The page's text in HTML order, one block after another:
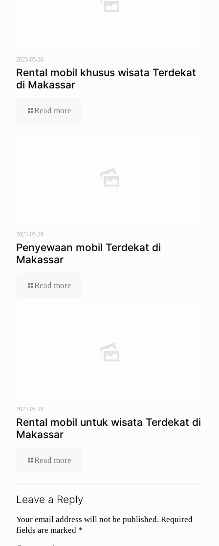
2023-05-30
Rental mobil khusus wisata Terdekat
di Makassar
Read more
2023-05-28
Penyewaan mobil Terdekat di
Makassar
Read more
2023-05-28
Rental mobil untuk wisata Terdekat di
Makassar
Read more
Leave a Reply
Your email address will not be published. Required
fields are marked *